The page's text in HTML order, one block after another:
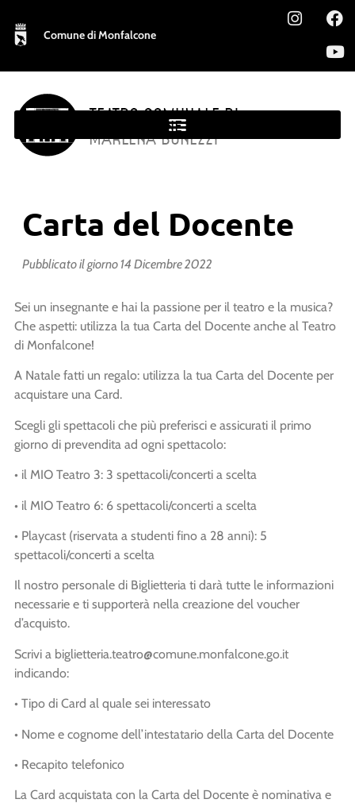
Comune di Monfalcone
TEATRO COMUNALE DI
MONFALCONE
MARLENA BONEZZI
Carta del Docente
Pubblicato il giorno14 Dicembre 2022
Sei un insegnante e hai la passione per il teatro e la musica?
Che aspetti: utilizza la tua Carta del Docente anche al Teatro
di Monfalcone!
A Natale fatti un regalo: utilizza la tua Carta del Docente per
acquistare una Card.
Scegli gli spettacoli che più preferisci e assicurati il primo
giorno di prevendita ad ogni spettacolo:
• il MIO Teatro 3: 3 spettacoli/concerti a scelta
• il MIO Teatro 6: 6 spettacoli/concerti a scelta
• Playcast (riservata a studenti fino a 28 anni): 5
spettacoli/concerti a scelta
Il nostro personale di Biglietteria ti darà tutte le informazioni
necessarie e ti supporterà nella creazione del voucher
d’acquisto.
Scrivi a biglietteria.teatro@comune.monfalcone.go.it
indicando:
• Tipo di Card al quale sei interessato
• Nome e cognome dell’intestatario della Carta del Docente
• Recapito telefonico
La Card acquistata con la Carta del Docente è nominativa e